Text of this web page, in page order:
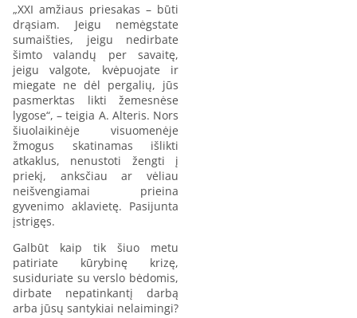
„XXI amžiaus priesakas – būti
drąsiam. Jeigu nemėgstate
sumaišties, jeigu nedirbate
šimto valandų per savaitę,
jeigu valgote, kvėpuojate ir
miegate ne dėl pergalių, jūs
pasmerktas likti žemesnėse
lygose“, – teigia A. Alteris. Nors
šiuolaikinėje visuomenėje
žmogus skatinamas išlikti
atkaklus, nenustoti žengti į
priekį, anksčiau ar vėliau
neišvengiamai prieina
gyvenimo aklavietę. Pasijunta
įstrigęs.
Galbūt kaip tik šiuo metu
patiriate kūrybinę krizę,
susiduriate su verslo bėdomis,
dirbate nepatinkantį darbą
arba jūsų santykiai nelaimingi?